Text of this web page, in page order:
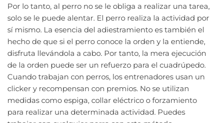
Por lo tanto, al perro no se le obliga a realizar una tarea,
solo se le puede alentar. El perro realiza la actividad por
sí mismo. La esencia del adiestramiento es también el
hecho de que si el perro conoce la orden y la entiende,
disfruta llevándola a cabo. Por tanto, la mera ejecución
de la orden puede ser un refuerzo para el cuadrúpedo.
Cuando trabajan con perros, los entrenadores usan un
clicker y recompensan con premios. No se utilizan
medidas como espiga, collar eléctrico o forzamiento
para realizar una determinada actividad. Puedes